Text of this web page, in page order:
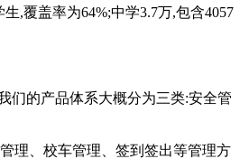
,覆盖率为64%;中学3.7万,包含4057
们的产品体系大概分为三类:安全管
理、校车管理、签到签出等管理方